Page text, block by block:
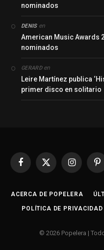
nominados
DENISen
American Music Awards
nominados
GERARDen
Leire Martínez publica
primer disco en solitario
Facebook
X
Instagram
ACERCA DE POPELERA
POLÍTICA DE PRIVACIDAD
© 2026 Popelera |